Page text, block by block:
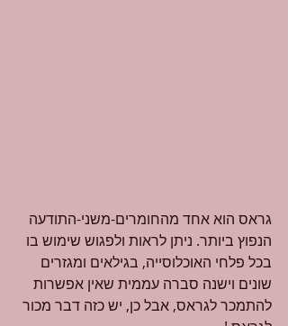
גראס הוא אחד מהחומרים-משני-התודעה
הנפוץ ביותר. ניתן לראות ולפגוש שימוש בו
בכל פלחי האוכלוסייה, בגילאים ומגזרים
שונים וישנה סברה עממית שאין אפשרות
להתמכר לגראס, אבל כן, יש כזה דבר מכור